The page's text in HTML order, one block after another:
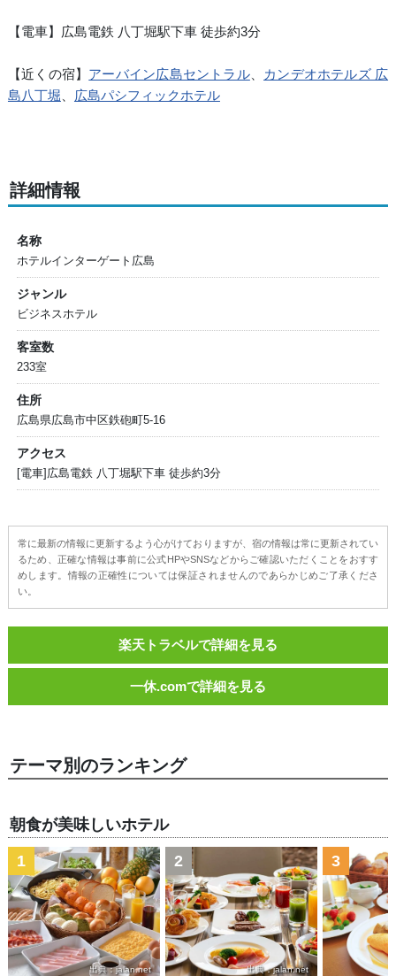
【電車】広島電鉄 八丁堀駅下車 徒歩約3分
【近くの宿】 アーバイン広島セントラル、
カンデオホテルズ 広
島八丁堀、 広島パシフィックホテル
詳細情報
名称
ホテルインターゲート広島
ジャンル
ビジネスホテル
客室数
233室
住所
広島県広島市中区鉄砲町5-16
アクセス
[電車]広島電鉄 八丁堀駅下車 徒歩約3分
常に最新の情報に更新するよう心がけておりますが、宿の情報は常に更新されてい
るため、正確な情報は事前に公式HPやSNSなどからご確認いただくことをおすす
めします。情報の正確性については保証されませんのであらかじめご了承くださ
い。
楽天トラベルで詳細を見る
一休.comで詳細を見る
テーマ別のランキング
朝食が美味しいホテル
出典：jalan.net
1
出典：jalan.net
2 3